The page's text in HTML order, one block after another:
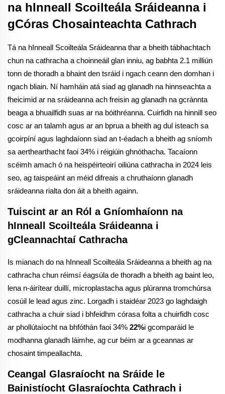
na hInneall Scoilteála Sráideanna i
gCóras Chosainteachta Cathrach
Tá na hInneall Scoilteála Sráideanna thar a bheith tábhachtach
chun na cathracha a choinneáil glan inniu, ag babhta 2.1 milliún
tonn de thoradh a bhaint den tsráid i ngach ceann den domhan i
ngach bliain. Ní hamháin atá siad ag glanadh na hinnseachta a
fheicimid ar na sráideanna ach freisin ag glanadh na gcránnta
beaga a bhuailfidh suas ar na bóithréanna. Cuirfidh na hinnill seo
cosc ar an talamh agus ar an bprua a bheith ag dul isteach sa
gcoirpíní agus laghdaíonn siad an t-éadach a bheith ag sníomh
sa aerthearthacht faoi 34% i réigiúin ghnóthacha. Tacaíonn
scéimh amach ó na heispéirteoirí oiliúna cathracha in 2024 leis
seo, ag taispeáint an méid difreais a chruthaíonn glanadh
sráideanna rialta don áit a bheith againn.
Tuiscint ar an Ról a Gníomhaíonn na
hInneall Scoilteála Sráideanna i
gCleannachtaí Cathracha
Is mianach do na hInneall Scoilteála Sráideanna a bheith ag na
cathracha chun réimsí éagsúla de thoradh a bheith ag baint leo,
lena n-áirítear duillí, microplastacha agus plúranna tromchúrsa
cosúil le lead agus zinc. Lorgadh i staidéar 2023 go laghdaigh
cathracha a chuir siad i bhfeidhm córasa folta a chuirfidh cosc
ar phollútaíocht na bhfóthán faoi 34% 22%i gcomparáid le
modhanna glanadh láimhe, ag cur béim ar a gceannas ar
chosaint timpeallachta.
Ceangal Glasraíocht na Sráide le
Bainistíocht Glasraíochta Cathrach i